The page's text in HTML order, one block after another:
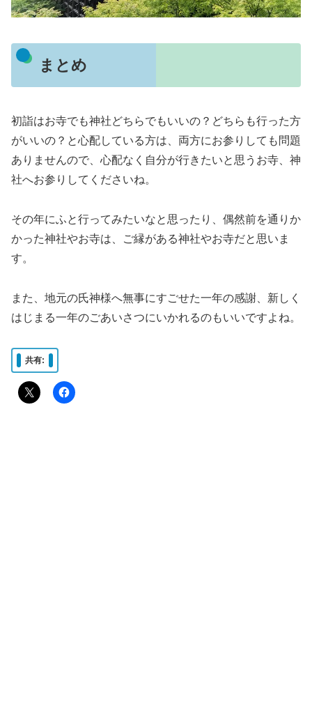
まとめ
初詣はお寺でも神社どちらでもいいの？どちらも行った方
がいいの？と心配している方は、両方にお参りしても問題
ありませんので、心配なく自分が行きたいと思うお寺、神
社へお参りしてくださいね。
その年にふと行ってみたいなと思ったり、偶然前を通りか
かった神社やお寺は、ご縁がある神社やお寺だと思いま
す。
また、地元の氏神様へ無事にすごせた一年の感謝、新しく
はじまる一年のごあいさつにいかれるのもいいですよね。
共有: